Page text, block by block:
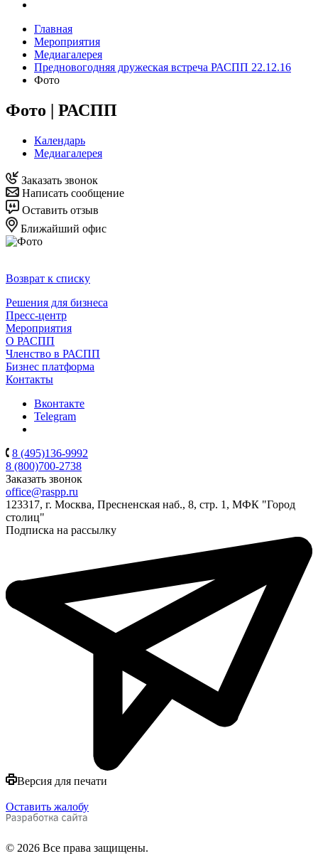
Главная
Мероприятия
Медиагалерея
Предновогодняя дружеская встреча РАСПП 22.12.16
Фото
Фото | РАСПП
Календарь
Медиагалерея
Заказать звонок
Написать сообщение
Оставить отзыв
Ближайший офис
Возврат к списку
Решения для бизнеса
Пресс-центр
Мероприятия
О РАСПП
Членство в РАСПП
Бизнес платформа
Контакты
Вконтакте
Telegram
8 (495)136-9992
8 (800)700-2738
Заказать звонок
office@raspp.ru
123317, г. Москва, Пресненская наб., 8, стр. 1, МФК "Город
столиц"
Подписка на рассылку
Версия для печати
Оставить жалобу
© 2026 Все права защищены.